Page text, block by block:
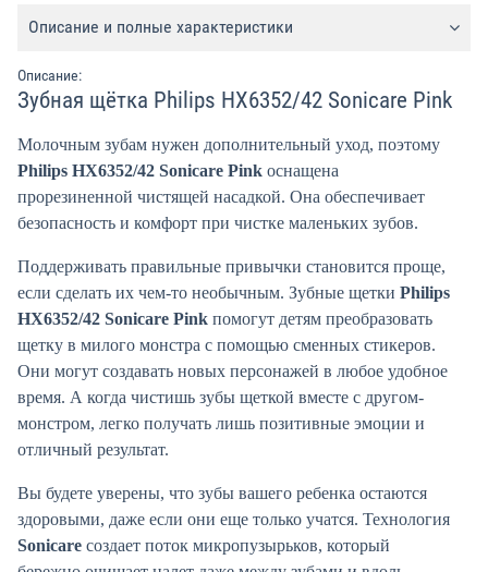
Описание и полные характеристики
Описание:
Зубная щётка Philips HX6352/42 Sonicare Pink
Молочным зубам нужен дополнительный уход, поэтому
Philips HX6352/42 Sonicare Pink оснащена
прорезиненной чистящей насадкой. Она обеспечивает
безопасность и комфорт при чистке маленьких зубов.
Поддерживать правильные привычки становится проще,
если сделать их чем-то необычным. Зубные щетки Philips
HX6352/42 Sonicare Pink помогут детям преобразовать
щетку в милого монстра с помощью сменных стикеров.
Они могут создавать новых персонажей в любое удобное
время. А когда чистишь зубы щеткой вместе с другом-
монстром, легко получать лишь позитивные эмоции и
отличный результат.
Вы будете уверены, что зубы вашего ребенка остаются
здоровыми, даже если они еще только учатся. Технология
Sonicare создает поток микропузырьков, который